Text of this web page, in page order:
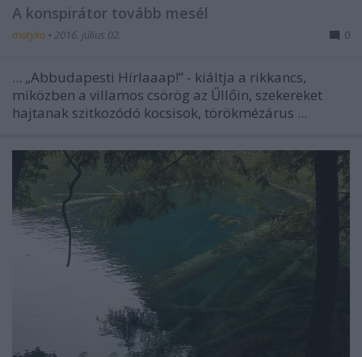
A konspirátor tovább mesél
matyko • 2016. július 02. 0
... „Abbudapesti Hírlaaap!” - kiáltja a rikkancs,
miközben a villamos csörög az Űllőin, szekereket
hajtanak szitkozódó kocsisok, törökmézárus ...